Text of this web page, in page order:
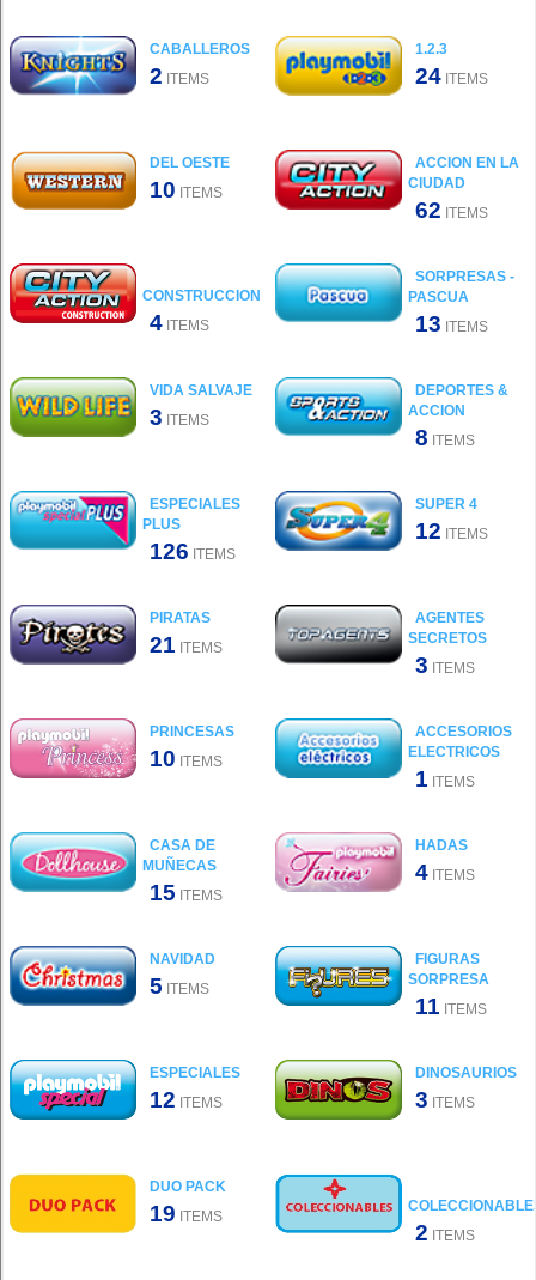
CABALLEROS
2 ITEMS
1.2.3
24 ITEMS
DEL OESTE
10 ITEMS
ACCION EN LA
CIUDAD
62 ITEMS
CONSTRUCCION
4 ITEMS
SORPRESAS -
PASCUA
13 ITEMS
VIDA SALVAJE
3 ITEMS
DEPORTES &
ACCION
8 ITEMS
ESPECIALES
PLUS
126 ITEMS
SUPER 4
12 ITEMS
PIRATAS
21 ITEMS
AGENTES
SECRETOS
3 ITEMS
PRINCESAS
10 ITEMS
ACCESORIOS
ELECTRICOS
1 ITEMS
CASA DE
MUÑECAS
15 ITEMS
HADAS
4 ITEMS
NAVIDAD
5 ITEMS
FIGURAS
SORPRESA
11 ITEMS
ESPECIALES
12 ITEMS
DINOSAURIOS
3 ITEMS
DUO PACK
19 ITEMS
2 ITEMS